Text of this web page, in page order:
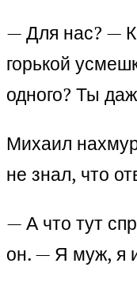
— Для нас? —
горькой
одного? Ты
Михаил
не знал, что
— А что тут
он. — Я муж, я